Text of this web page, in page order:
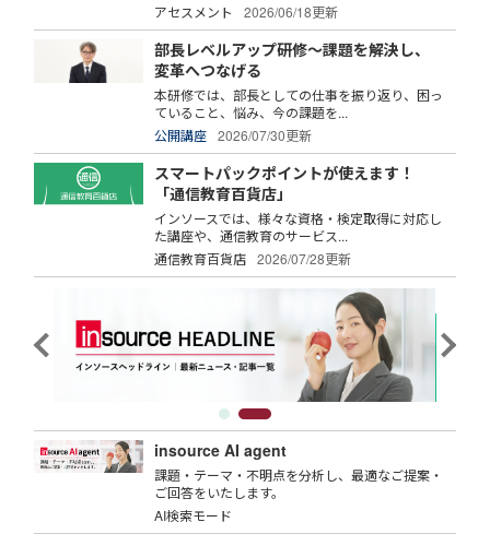
アセスメント
2026/06/18更新
部長レベルアップ研修～課題を解決し、
変革へつなげる
本研修では、部長としての仕事を振り返り、困っ
ていること、悩み、今の課題を...
公開講座
2026/07/30更新
スマートパックポイントが使えます！
「通信教育百貨店」
インソースでは、様々な資格・検定取得に対応し
た講座や、通信教育のサービス...
通信教育百貨店
2026/07/28更新
insource AI agent
課題・テーマ・不明点を分析し、最適なご提案・
ご回答をいたします。
AI検索モード